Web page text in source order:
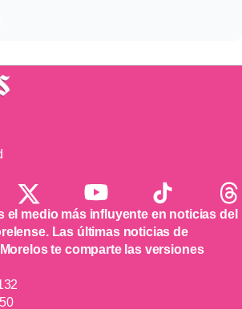
el medio más influyente en noticias del
Las últimas noticias de
te comparte las versiones